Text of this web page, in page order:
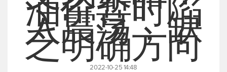
油价暂时陷
入震荡，缺
乏明确方向
2022-10-25 14:48